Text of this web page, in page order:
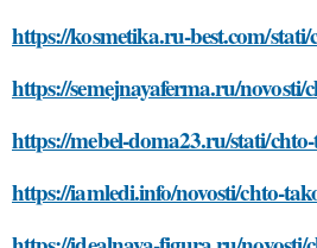
https://kosmetika.ru-best.com/
https://semejnayaferma.ru/novosti/
https://mebel-doma23.ru/stati/
https://iamledi.info/novosti/chto-